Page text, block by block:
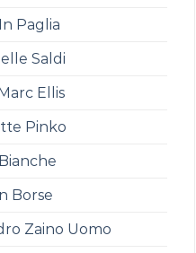
Paglia
Saldi
Ellis
Pinko
Borse
Zaino Uomo